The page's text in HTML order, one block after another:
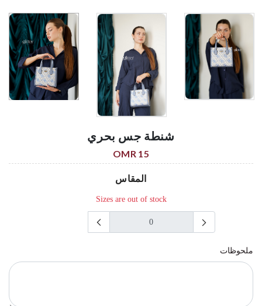
شنطة جس بحري
15 OMR
المقاس
Sizes are out of stock
ملحوظات